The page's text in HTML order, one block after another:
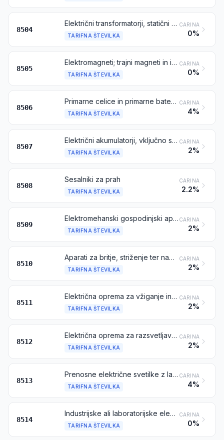
8504
Električni transformatorji, statični pretvorniki (npr. usmerniki) in indukcijske tuljave
TARIFNA ŠTEVILKA
CARINA
0%
8505
Elektromagneti; trajni magneti in izdelki, ki so namenjeni, da po magnetenju postanejo trajni magneti; vpenjalne glave, vpenjalne naprave in podobna držala za obdelovance na osnovi elektromagnetov ali trajnih magnetov; elektromagnetne sklopke in zavore; elektromagnetne dvigalne glave
TARIFNA ŠTEVILKA
CARINA
0%
8506
Primarne celice in primarne baterije
TARIFNA ŠTEVILKA
CARINA
4%
8507
Električni akumulatorji, vključno s separatorji zanje, pravokotni ali ne, vključno s kvadratnimi
TARIFNA ŠTEVILKA
CARINA
2%
8508
Sesalniki za prah
TARIFNA ŠTEVILKA
CARINA
2.2%
8509
Elektromehanski gospodinjski aparati z vdelanim elektromotorjem, razen sesalnikov za prah iz tarifne številke 8508
TARIFNA ŠTEVILKA
CARINA
2%
8510
Aparati za britje, striženje ter naprave za odstranjevanje dlak z vdelanim elektromotorjem
TARIFNA ŠTEVILKA
CARINA
2%
8511
Električna oprema za vžiganje in zaganjanje motorjev z notranjim zgorevanjem, ki se vžigajo s svečko ali kompresijo (npr. vžigalni magneti, magnetna dinama, vžigalne tuljave, vžigalne svečke, ogrevalne svečke, električni zaganjalniki); generatorji (npr. dinama in alternatorji) in regulatorji zanje
TARIFNA ŠTEVILKA
CARINA
2%
8512
Električna oprema za razsvetljavo in signalizacijo (razen izdelkov iz tarifne številke 8539), vetrobranski brisalci, naprave za odmrznitev in naprave za razmeglitev, za dvokolesa in motorna vozila
TARIFNA ŠTEVILKA
CARINA
2%
8513
Prenosne električne svetilke z lastnim virom energije (npr. suhe baterije, akumulatorji ali elektromagneti), razen opreme za razsvetljavo iz tarifne številke 8512
TARIFNA ŠTEVILKA
CARINA
4%
8514
Industrijske ali laboratorijske električne peči (vključno s tistimi, ki delujejo na principu indukcije ali dielektrične izgube); druga oprema za segrevanje materialov na principu indukcije ali dielektrične izgube
TARIFNA ŠTEVILKA
CARINA
0%